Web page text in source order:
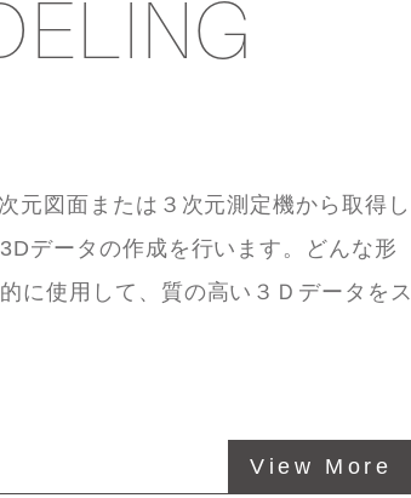
元図面または３次元測定機から取得し
データの作成を行います。どんな形
に使用して、質の高い３Ｄデータをス
View More